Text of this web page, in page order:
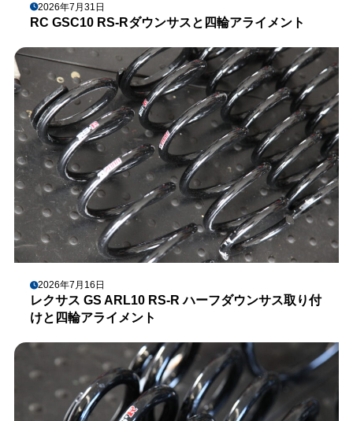
2026年7月31日
RC GSC10 RS-Rダウンサスと四輪アライメント
2026年7月16日
レクサス GS ARL10 RS-R ハーフダウンサス取り付
けと四輪アライメント